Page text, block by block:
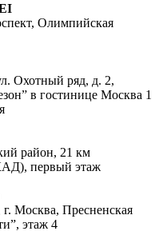
Олимпийская
Охотный ряд, д. 2,
в гостинице Москва 1
район, 21 км
первый этаж
Москва, Пресненская
этаж 4